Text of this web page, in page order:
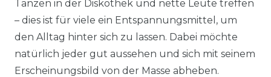
Tanzen in der Diskothek und nette Leute treffen
– dies ist für viele ein Entspannungsmittel, um
den Alltag hinter sich zu lassen. Dabei möchte
natürlich jeder gut aussehen und sich mit seinem
Erscheinungsbild von der Masse abheben.